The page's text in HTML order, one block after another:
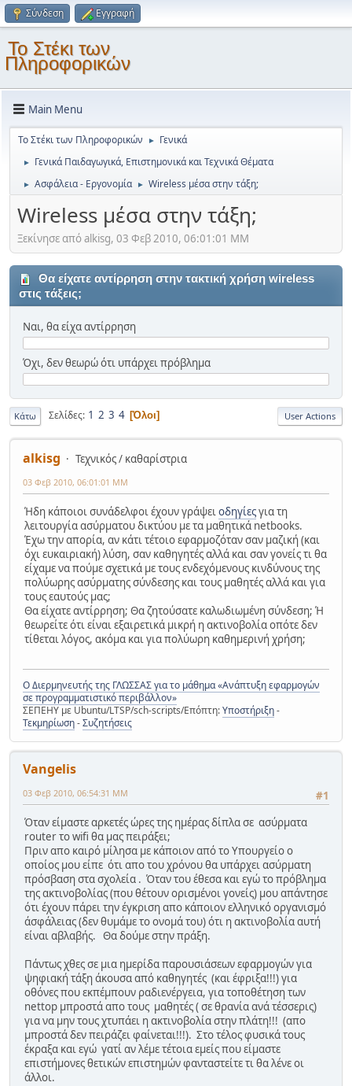
Σύνδεση Εγγραφή
Το Στέκι των
Πληροφορικών
Main Menu
Το Στέκι των Πληροφορικών ► Γενικά
► Γενικά Παιδαγωγικά, Επιστημονικά και Τεχνικά Θέματα
► Ασφάλεια - Εργονομία ► Wireless μέσα στην τάξη;
Wireless μέσα στην τάξη;
Ξεκίνησε από alkisg, 03 Φεβ 2010, 06:01:01 ΜΜ
Θα είχατε αντίρρηση στην τακτική χρήση wireless
στις τάξεις;
Ναι, θα είχα αντίρρηση
Όχι, δεν θεωρώ ότι υπάρχει πρόβλημα
Κάτω Σελίδες 1 2 3 4 Όλοι User Actions
alkisg Τεχνικός / καθαρίστρια
03 Φεβ 2010, 06:01:01 ΜΜ
Ήδη κάποιοι συνάδελφοι έχουν γράψειοδηγίεςγια τη
λειτουργία ασύρματου δικτύου με τα μαθητικά netbooks.
Έχω την απορία, αν κάτι τέτοιο εφαρμοζόταν σαν μαζική (και
όχι ευκαιριακή) λύση, σαν καθηγητές αλλά και σαν γονείς τι θα
είχαμε να πούμε σχετικά με τους ενδεχόμενους κινδύνους της
πολύωρης ασύρματης σύνδεσης και τους μαθητές αλλά και για
τους εαυτούς μας;
Θα είχατε αντίρρηση; Θα ζητούσατε καλωδιωμένη σύνδεση; Ή
θεωρείτε ότι είναι εξαιρετικά μικρή η ακτινοβολία οπότε δεν
τίθεται λόγος, ακόμα και για πολύωρη καθημερινή χρήση;
Ο Διερμηνευτής της ΓΛΩΣΣΑΣ για το μάθημα «Ανάπτυξη εφαρμογών
σε προγραμματιστικό περιβάλλον»
ΣΕΠΕΗΥ με Ubuntu/LTSP/sch-scripts/Επόπτη:Υποστήριξη-
Τεκμηρίωση-Συζητήσεις
Vangelis
#1
03 Φεβ 2010, 06:54:31 ΜΜ
Όταν είμαστε αρκετές ώρες της ημέρας δίπλα σε ασύρματα
router το wifi θα μας πειράξει;
Πριν απο καιρό μίλησα με κάποιον από το Υπουργείο ο
οποίος μου είπε ότι απο του χρόνου θα υπάρχει ασύρματη
πρόσβαση στα σχολεία . Όταν του έθεσα και εγώ το πρόβλημα
της ακτινοβολίας (που θέτουν ορισμένοι γονείς) μου απάντησε
ότι έχουν πάρει την έγκριση απο κάποιον ελληνικό οργανισμό
άσφάλειας (δεν θυμάμε το ονομά του) ότι η ακτινοβολία αυτή
είναι αβλαβής. Θα δούμε στην πράξη.
Πάντως χθες σε μια ημερίδα παρουσιάσεων εφαρμογών για
ψηφιακή τάξη άκουσα από καθηγητές (και έφριξα!!!) για
οθόνες που εκπέμπουν ραδιενέργεια, για τοποθέτηση των
nettop μπροστά απο τους μαθητές ( σε θρανία ανά τέσσερις)
για να μην τους χτυπάει η ακτινοβολία στην πλάτη!!! (απο
μπροστά δεν πειράζει φαίνεται!!!). Στο τέλος φυσικά τους
έκραξα και εγώ γατί αν λέμε τέτοια εμείς που είμαστε
επιστήμονες θετικών επιστημών φανταστείτε τι θα λένε οι
άλλοι.